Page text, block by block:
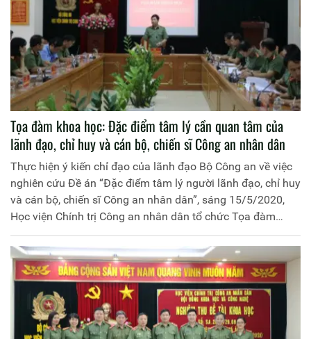
Chính trị Công an nhân dân, Chủ tịch Hội đồng Khoa học và
Đào tạo Học viện làm Chủ tịch
Tọa đàm khoa học: Đặc điểm tâm lý cần quan tâm của
lãnh đạo, chỉ huy và cán bộ, chiến sĩ Công an nhân dân
Thực hiện ý kiến chỉ đạo của lãnh đạo Bộ Công an về việc
nghiên cứu Đề án “Đặc điểm tâm lý người lãnh đạo, chỉ huy
và cán bộ, chiến sĩ Công an nhân dân”, sáng 15/5/2020,
Học viện Chính trị Công an nhân dân tổ chức Tọa đàm
khoa học với chủ đề trên để phục vụ nghiên cứu, xây dựng
đề cương, đề án. Đồng chí Trung tướng, PGS.TS Trần Vi
Dân, Giám đốc Học viện, chủ trì buổi Tọa đàm. Tham dự có
các nhà khoa học, đại diện lãnh đạo Bộ môn Tâm lý các
trường Công an nhân dân.